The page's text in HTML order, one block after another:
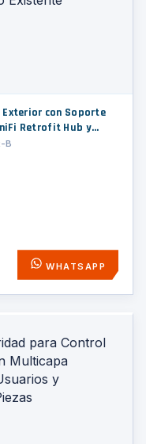
con Soporte
Retrofit Hub y
B
WHATSAPP